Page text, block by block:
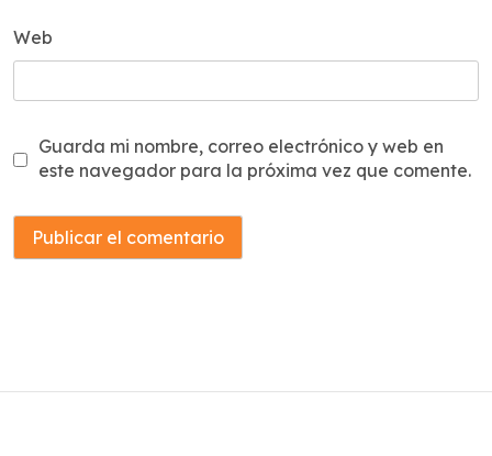
Web
Guarda mi nombre, correo electrónico y web en
este navegador para la próxima vez que comente.